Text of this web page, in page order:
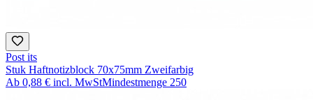
Post its
Stuk Haftnotizblock 70x75mm Zweifarbig
Ab 0,88 € incl. MwStMindestmenge 250